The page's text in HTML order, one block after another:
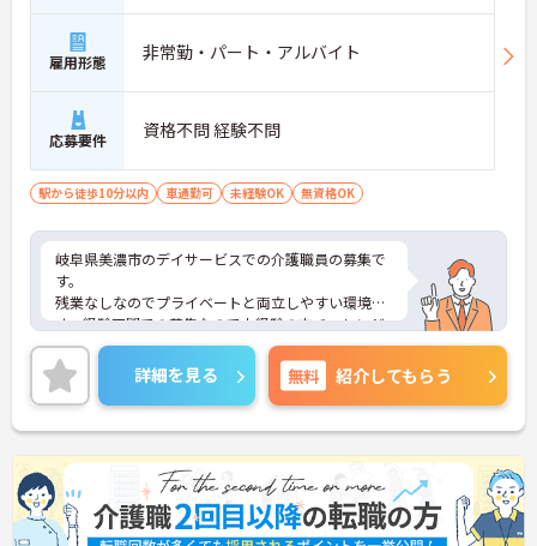
雇用形態 非常勤・パート・アルバイト
応募要件 資格不問 経験不問
駅から徒歩10分以内 車通勤可 未経験OK 無資格OK
岐阜県美濃市のデイサービスでの介護職員の募集で
す。
残業なしなのでプライベートと両立しやすい環境で
す。経験不問での募集なので未経験の方チャレンジ
OK！
ご興味のある方は、面接のポイントをお伝えします
のでお気軽にお問い合せください。
詳細を見る 無料 紹介してもらう